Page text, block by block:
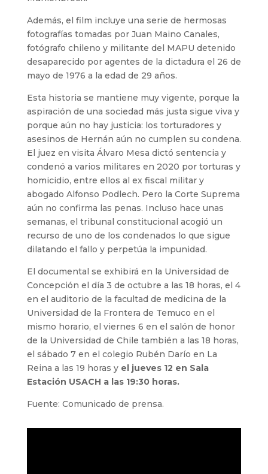
Además, el film incluye una serie de hermosas
fotografías tomadas por Juan Maino Canales,
fotógrafo chileno y militante del MAPU detenido
desaparecido por agentes de la dictadura el 26 de
mayo de 1976 a la edad de 29 años.
Esta historia se mantiene muy vigente, porque la
aspiración de una sociedad más justa sigue viva y
porque aún no hay justicia: los torturadores y
asesinos de Hernán aún no cumplen su condena.
El juez en visita Álvaro Mesa dictó sentencia y
condenó a varios militares en 2020 por torturas y
homicidio, entre ellos al ex fiscal militar y
abogado Alfonso Podlech. Pero la Corte Suprema
aún no confirma las penas. Incluso hace unas
semanas, el tribunal constitucional acogió un
recurso de uno de los condenados lo que sigue
dilatando el fallo y perpetúa la impunidad.
El documental se exhibirá en la Universidad de
Concepción el día 3 de octubre a las 18 horas, el 4
en el auditorio de la facultad de medicina de la
Universidad de la Frontera de Temuco en el
mismo horario, el viernes 6 en el salón de honor
de la Universidad de Chile también a las 18 horas,
el sábado 7 en el colegio Rubén Darío en La
Reina a las 19 horas y el jueves 12 en Sala
Estación USACH a las 19:30 horas.
Fuente: Comunicado de prensa.